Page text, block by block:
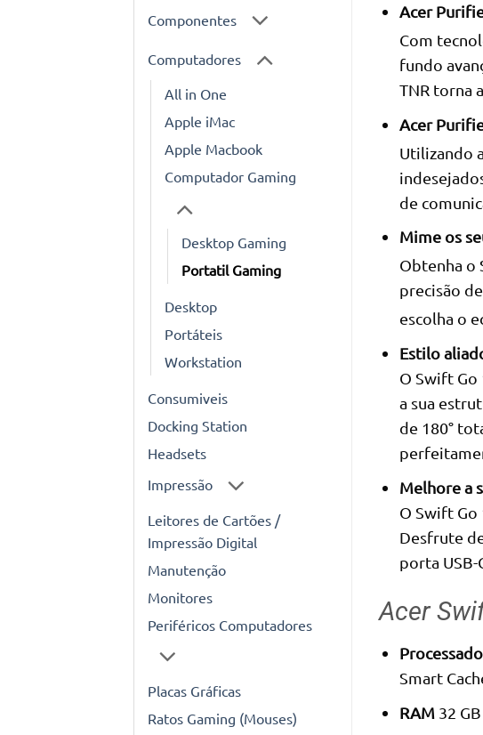
Componentes
Computadores
All in One
Apple iMac
Apple Macbook
Computador Gaming
Desktop Gaming
Portatil Gaming
Desktop
Portáteis
Workstation
Consumiveis
Docking Station
Headsets
Impressão
Leitores de Cartões /
Impressão Digital
Manutenção
Monitores
Periféricos Computadores
Placas Gráficas
Ratos Gaming (Mouses)
Acer
Com
fundo
TNR torna
Acer
Utilizando
de
Mime os
Obtenha o
precisão
escolha o
Estilo
O Swift Go
a sua
de 180°
Melhore a
O Swift Go
Desfrute
porta USB-
Acer
Smart
RAM 32